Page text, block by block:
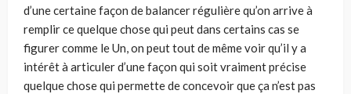
d’une certaine façon de balancer régulière qu’on arrive à
remplir ce quelque chose qui peut dans certains cas se
figurer comme le Un, on peut tout de même voir qu’il y a
intérêt à articuler d’une façon qui soit vraiment précise
quelque chose qui permette de concevoir que ça n’est pas